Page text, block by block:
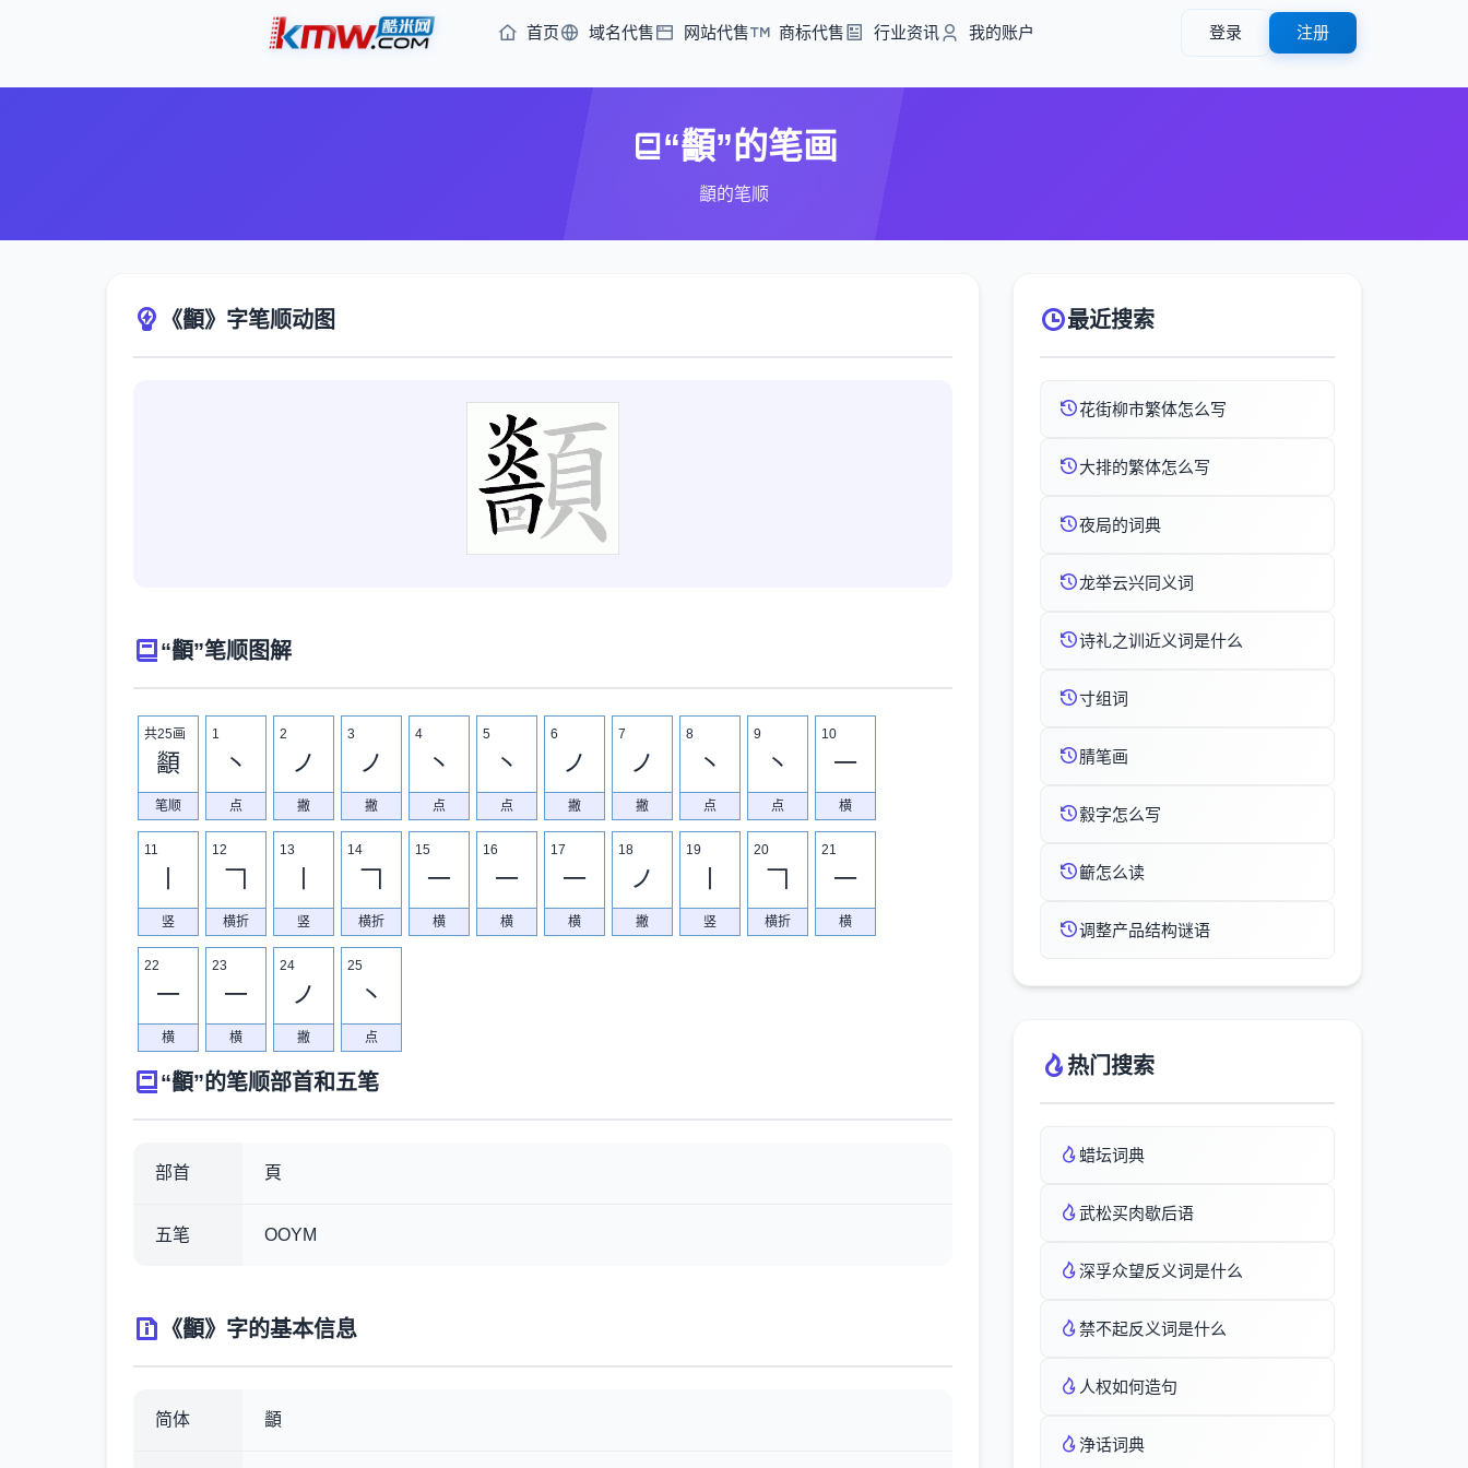
首页 域名代售 网站代售 商标代售 行业资讯 我的账户 登录 注册
“顲”的笔画
顲的笔顺
《顲》字笔顺动图
“顲”笔顺图解
共25画
顲
笔顺
1
丶
点
2
ノ
撇
3
ノ
撇
4
丶
点
5
丶
点
6
ノ
撇
7
ノ
撇
8
丶
点
9
丶
点
10
一
横
11
竖
12
𠃍
横折
13
竖
14
𠃍
横折
15
一
横
16
一
横
17
一
横
18
ノ
撇
19
竖
20
𠃍
横折
21
一
横
22
一
横
23
一
横
24
ノ
撇
25
丶
点
“顲”的笔顺部首和五笔
部首 頁
五笔 OOYM
《顲》字的基本信息
简体 顲
最近搜索
花街柳市繁体怎么写
大排的繁体怎么写
夜局的词典
龙举云兴同义词
诗礼之训近义词是什么
寸组词
腈笔画
縠字怎么写
籪怎么读
调整产品结构谜语
热门搜索
蜡坛词典
武松买肉歇后语
深孚众望反义词是什么
禁不起反义词是什么
人权如何造句
浄话词典